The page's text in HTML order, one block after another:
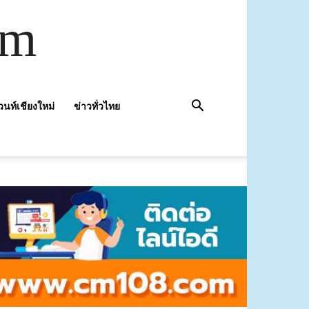
นท์เชียงใหม่ ข่าวทั่วไทย